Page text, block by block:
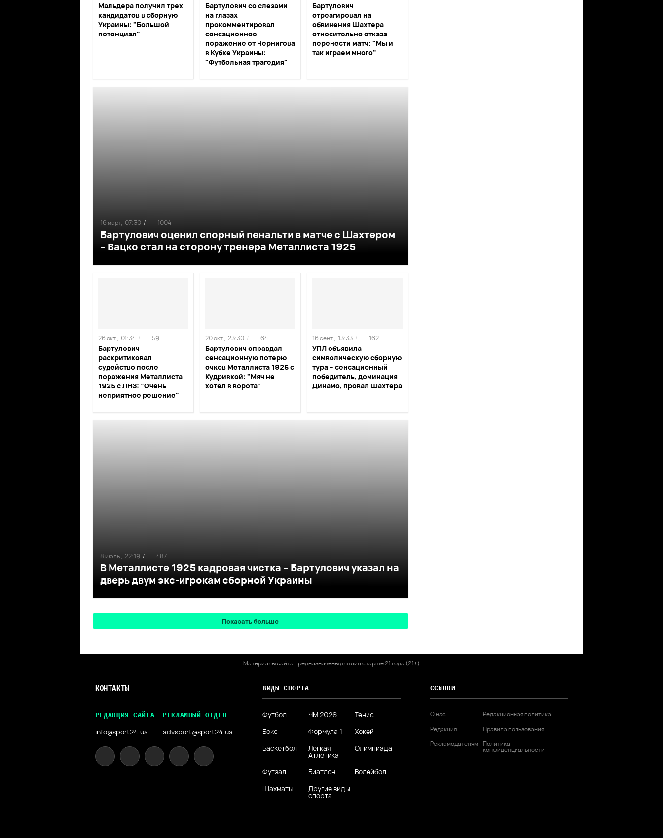
Мальдера получил трех
кандидатов в сборную
Украины: "Большой
потенциал"
Бартулович со слезами
на глазах
прокомментировал
сенсационное
поражение от Чернигова
в Кубке Украины:
"Футбольная трагедия"
Бартулович
отреагировал на
обвинения Шахтера
относительно отказа
перенести матч: "Мы и
так играем много"
Бартулович оценил спорный пенальти в матче с Шахтером
– Вацко стал на сторону тренера Металлиста 1925
16 март, 07:30 / 1004
Бартулович
раскритиковал
судейство после
поражения Металлиста
1925 с ЛНЗ: "Очень
неприятное решение"
26 окт , 01:34 / 59
Бартулович оправдал
сенсационную потерю
очков Металлиста 1925 с
Кудривкой: "Мяч не
хотел в ворота"
20 окт , 23:30 / 64
УПЛ объявила
символическую сборную
тура – сенсационный
победитель, доминация
Динамо, провал Шахтера
16 сент , 13:33 / 162
В Металлисте 1925 кадровая чистка – Бартулович указал на
дверь двум экс-игрокам сборной Украины
8 июль , 22:19 / 487
Показать больше
Материалы сайта предназначены для лиц старше 21 года (21+)
КОНТАКТЫ
РЕДАКЦИЯ САЙТА
info@sport24.ua
РЕКЛАМНЫЙ ОТДЕЛ
advsport@sport24.ua
ВИДЫ СПОРТА
Футбол ЧМ 2026
Тенис
Бокс
Формула 1
Хокей
Баскетбол
Легкая
Атлетика
Олимпиада
Футзал Биатлон
Волейбол
Шахматы
Другие виды
спорта
ССЫЛКИ
О нас
Редакция
Рекламодателям
Редакционная политика
Правила пользования
Политика
конфиденциальности